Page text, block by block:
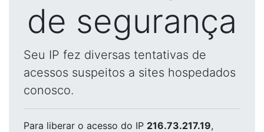
de segurança
Seu IP fez diversas tentativas de
acessos suspeitos a sites hospedados
conosco.
Para liberar o acesso do IP 216.73.217.19,